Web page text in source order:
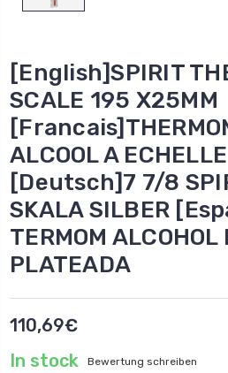
[English]SPIRIT
SCALE 195 X25MM
ALCOOL A
[Deutsch]7 7/8
SKALA SILBER
TERMOM ALCOHOL
PLATEADA
110,69€
In stock
Bewertung schreiben